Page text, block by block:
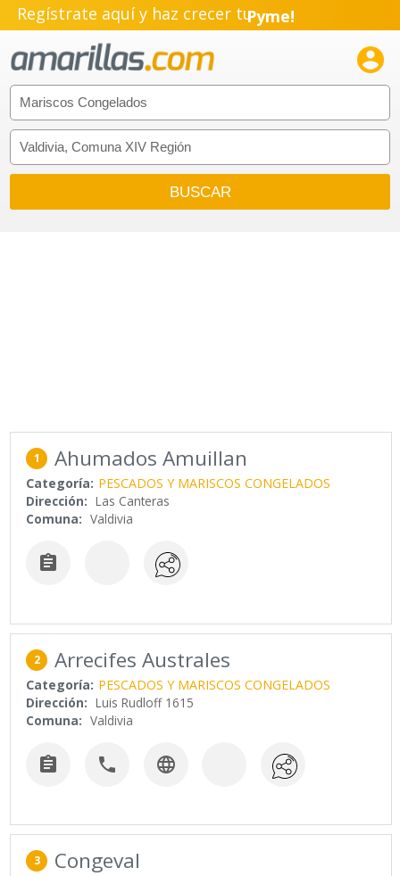
Regístrate aquí y haz crecer tuPyme!
Emprendimiento!

1 Ahumados Amuillan
Categoría: PESCADOS Y MARISCOS CONGELADOS
Dirección: Las Canteras
Comuna: Valdivia

2 Arrecifes Australes
Categoría: PESCADOS Y MARISCOS CONGELADOS
Dirección: Luis Rudloff 1615
Comuna: Valdivia
  
3 Congeval